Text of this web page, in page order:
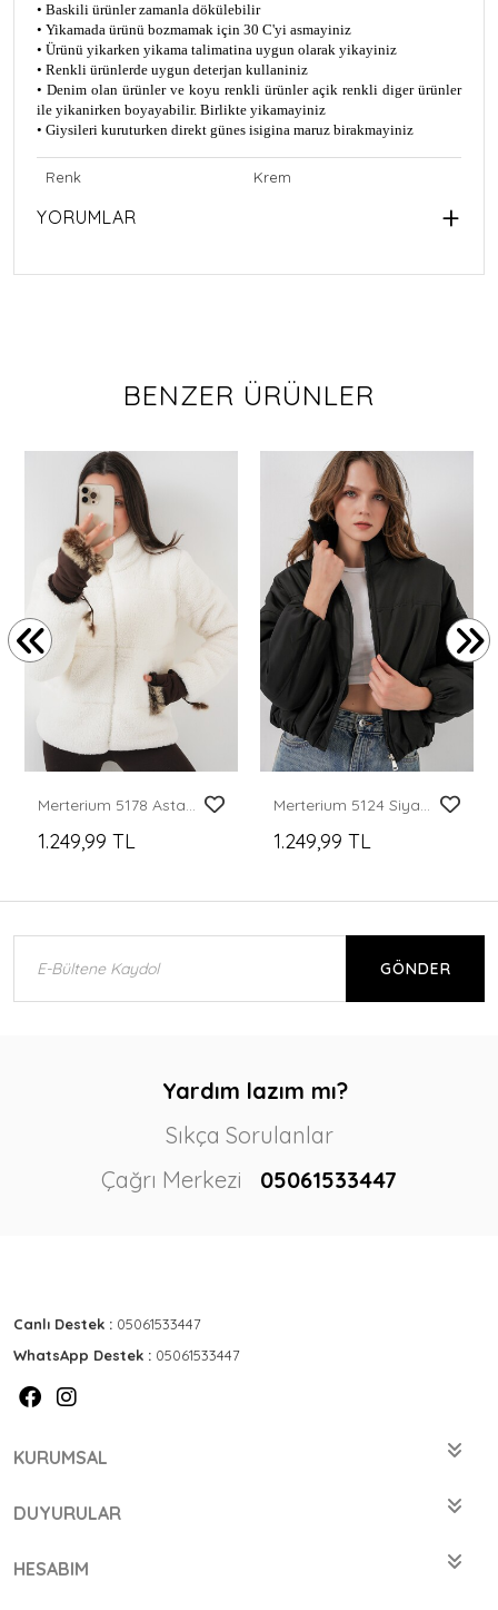
• Baskili ürünler zamanla dökülebilir
• Yikamada ürünü bozmamak için 30 C'yi asmayiniz
• Ürünü yikarken yikama talimatina uygun olarak yikayiniz
• Renkli ürünlerde uygun deterjan kullaniniz
• Denim olan ürünler ve koyu renkli ürünler açik renkli diger ürünler
ile yikanirken boyayabilir. Birlikte yikamayiniz
• Giysileri kuruturken direkt günes isigina maruz birakmayiniz
Renk Krem
YORUMLAR
BENZER ÜRÜNLER
Merterium 5178 Astarlı Peluş Mont - Beyaz
1.249,99 TL
Merterium 5124 Siyah Dik Yaka Şişme Mont
1.249,99 TL
GÖNDER
Yardım lazım mı?
Sıkça Sorulanlar
Çağrı Merkezi
05061533447
Canlı Destek : 05061533447
WhatsApp Destek : 05061533447
KURUMSAL
DUYURULAR
HESABIM